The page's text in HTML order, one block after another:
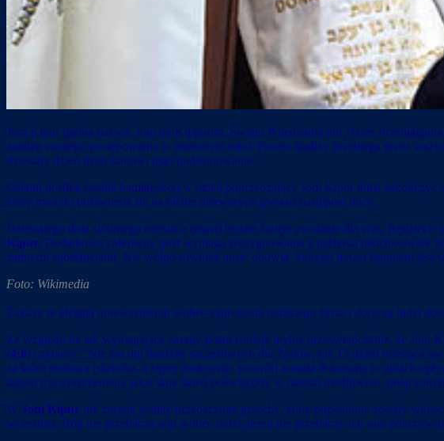
Jom Kipur (pełna nazwa: Jom ha-Kippurim, Święto Pojednania lub Dzień
analizę swojego postępowania w minionym roku. Proces analizy przebiega przez
dziesiąty dzień tiszri stanowi jego podsumowanie.
Ostatni posiłek (seuda hamafesket) w dzień poprzedzający Jom Kipur musi
który trwa do pojawienia się na niebie pierwszych gwiazd następnej nocy.
Dziesiątego dnia siódmego miesiąca (tiszri) będzie święte zwołanie dla was.
Kipur. Dodatkowo całkowity post wymaga zrezygnowania z jedzenia jakichkolwiek
żadnymi substancjami. Nie wolno również nosić obuwia, którego nawet fragment
Foto: Wikimedia
Zakazy te ulegają unieważnieniu wobec zagrożenia ludzkiego życia i dotyczą ludzi
Ze względu na tak wymagające zasady postu istnieje mylne przeświadczenie, że
(4:8) czytamy: “Nie ma dni bardziej szczęśliwych dla Żydów, niż 15 dzień miesiąca aw
za które teszuwa (skrucha, a lepiej dosłownie: powrót) została dokonana w dniach
razem z oczyszczeniem, jakie daje dzień poświęcony w całości modlitwom,
W Jom Kipur nie zostają jednak przebaczone grzechy, które popełnione zostały
wcześniej. Bóg nie przebacza win wobec ludzi, jeżeli nie przebaczy ich sam